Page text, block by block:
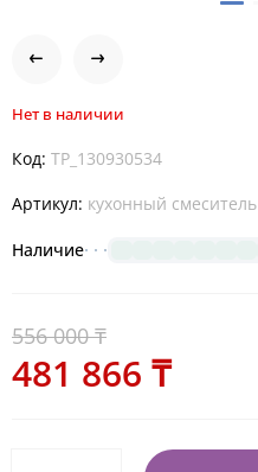
Нет в наличии
Код: TP_130930534
Артикул: кухонный смеситель
Наличие
556 000 ₸
481 866 ₸